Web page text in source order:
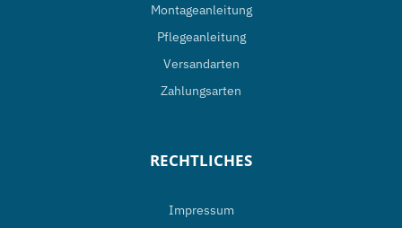
Montageanleitung
Pflegeanleitung
Versandarten
Zahlungsarten
RECHTLICHES
Impressum